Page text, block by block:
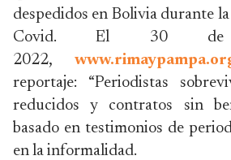
despedidos en Bolivia durante
Covid. El 30
2022,
reportaje: “Periodistas
reducidos y contratos sin
basado en testimonios de
en la informalidad.